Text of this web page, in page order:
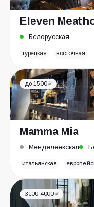
Eleven
Белорусская
турецкая восточная
до 1500 ₽
Mamma Mia
Менделеевская
итальянская
3000-4000 ₽